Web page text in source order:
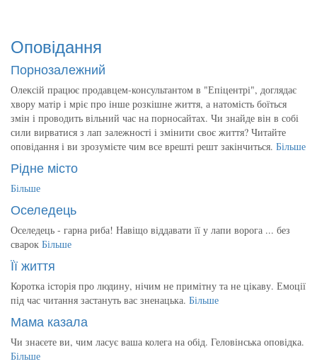
Оповідання
Порнозалежний
Олексій працює продавцем-консультантом в "Епіцентрі", доглядає
хвору матір і мріє про інше розкішне життя, а натомість боїться
змін і проводить вільний час на порносайтах. Чи знайде він в собі
сили вирватися з лап залежності і змінити своє життя? Читайте
оповідання і ви зрозумієте чим все врешті решт закінчиться. Більше
Рідне місто
Більше
Оселедець
Оселедець - гарна риба! Навіщо віддавати її у лапи ворога ... без
сварок Більше
Її життя
Коротка історія про людину, нічим не примітну та не цікаву. Емоції
під час читання застануть вас зненацька. Більше
Мама казала
Чи знаєете ви, чим ласує ваша колега на обід. Геловінська оповідка.
Більше